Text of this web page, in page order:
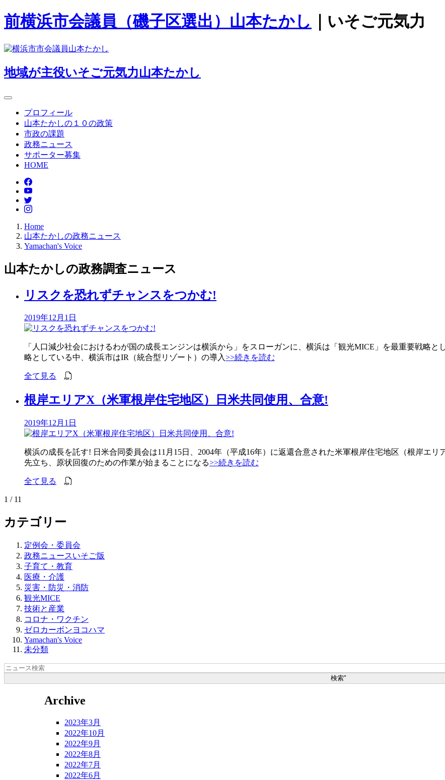
前横浜市会議員（磯子区選出）山本たかし ｜いそご元気力
地域が主役いそご元気力山本たかし
プロフィール
山本たかしの１０の政策
市政の課題
政務ニュース
サポーター募集
HOME
Home
山本たかしの政務ニュース
Yamachan's Voice
山本たかしの政務調査ニュース
リスクを恐れずチャンスをつかむ!
2019年12月1日
「人口減少社会におけるわが国の成長エンジンは横浜から」をスローガンに、横浜は「観光MICE」を最重要戦略
略としている中、横浜市はIR（統合型リゾート）の導入>>続きを読む
全て見る
根岸エリアX（米軍根岸住宅地区）日米共同使用、合意!
2019年12月1日
横浜の成長を託す! 日米合同委員会は11月15日、2004年（平成16年）に返還合意された米軍根岸住宅地区（根岸エ
先立ち、原状回復のための作業が始まることになる>>続きを読む
全て見る
1 / 11
カテゴリー
定例会・委員会
政務ニュースいそご版
子育て・教育
医療・介護
災害・防災・消防
観光MICE
技術と産業
コロナ・ワクチン
ゼロカーボンヨコハマ
Yamachan's Voice
未分類
Archive
2023年3月
2022年10月
2022年9月
2022年8月
2022年7月
2022年6月